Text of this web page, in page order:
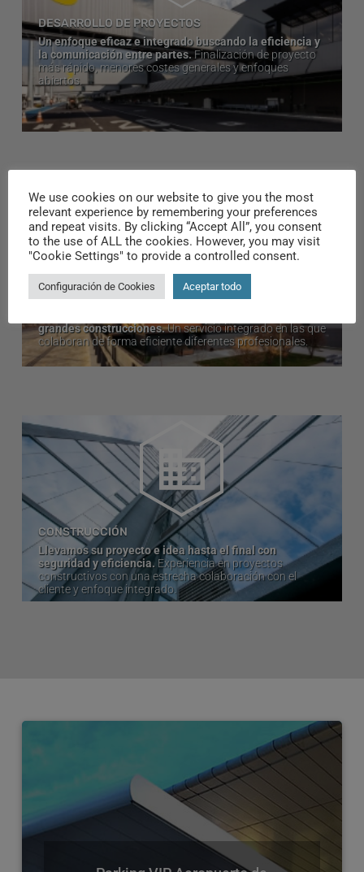
DESARROLLO DE PROYECTOS
Un enfoque eficaz e integrado buscando la eficiencia y
la comunicación entre partes. Finalización de proyecto
más rápido, menores costes generales y enfoques
abiertos.
ESTRUCTURAS METÁLICAS
grandes construcciones.Un servicio integrado en las que
colaboran de forma eficiente diferentes profesionales.
CONSTRUCCIÓN
Llevamos su proyecto e idea hasta el final con
seguridad y eficiencia. Experiencia en proyectos
constructivos con una estrecha colaboración con el
cliente y enfoque integrado.
We use cookies on our website to give you the most
relevant experience by remembering your preferences
and repeat visits. By clicking “Accept All”, you consent
to the use of ALL the cookies. However, you may visit
"Cookie Settings" to provide a controlled consent.
Configuración de Cookies Aceptar todo